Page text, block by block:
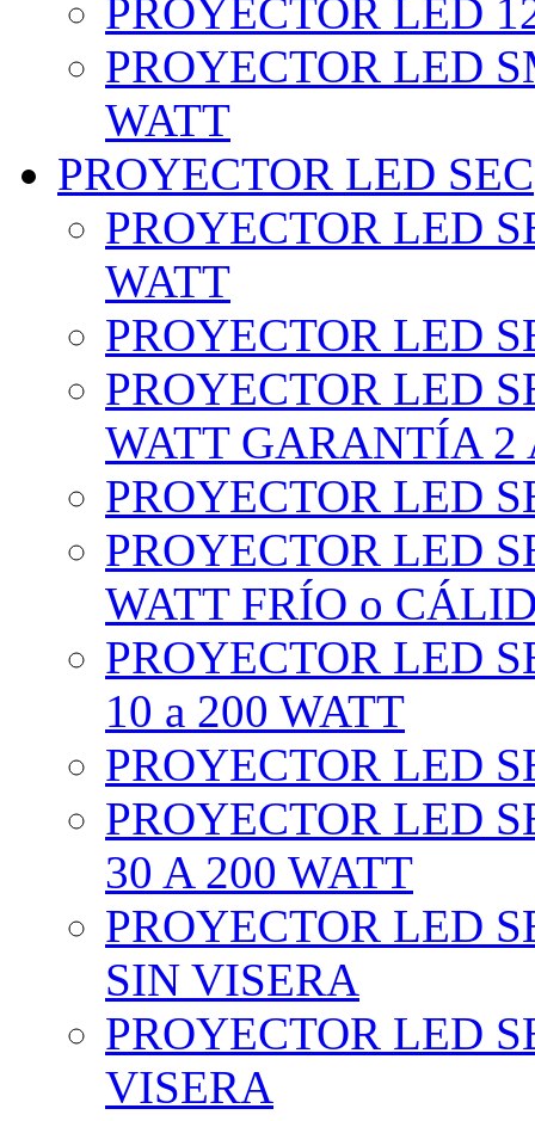
PROYECTOR LED
PROYECTOR LED
WATT
PROYECTOR LED SEC
PROYECTOR LED
WATT
PROYECTOR LED
PROYECTOR LED
WATT GARANTÍA 2
PROYECTOR LED
PROYECTOR LED
WATT FRÍO o
PROYECTOR LED
10 a 200 WATT
PROYECTOR LED
PROYECTOR LED
30 A 200 WATT
PROYECTOR LED
SIN VISERA
PROYECTOR LED
VISERA